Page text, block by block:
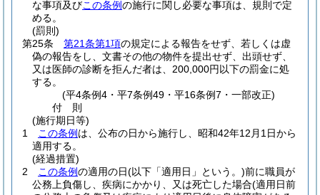
な事項及びこの条例の施行に関し必要な事項は、規則で定
める。
(罰則)
第25条
第21条第1項の規定による報告をせず、若しくは虚
偽の報告をし、文書その他の物件を提出せず、出頭せず、
又は医師の診断を拒んだ者は、200,000円以下の罰金に処
する。
(平4条例4・平7条例49・平16条例7・一部改正)
付 則
(施行期日等)
1
この条例 は、公布の日から施行し、昭和42年12月1日から
適用する。
(経過措置)
2
この条例の適用の日(以下「適用日」という。)前に職員が
公務上負傷し、疾病にかかり、又は死亡した場合(適用日前